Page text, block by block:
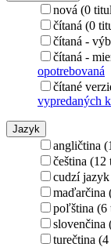
nová (0
čítaná (0
čítaná -
čítaná -
opotrebovaná
čítané
vypredaných
Jazyk
angličtina
čeština
cudzí
maďarčina
poľština (6
slovenčina
turečtina